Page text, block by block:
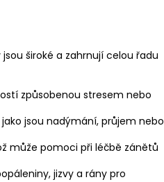
široké a zahrnují celou řadu
způsobenou stresem nebo
jsou nadýmání, průjem nebo
může pomoci při léčbě zánětů
jizvy a rány pro